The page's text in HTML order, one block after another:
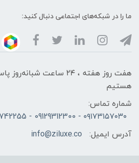
ما را در شبکه‌های اجتماعی دنبال کنید:
هفت روز هفته ، ۲۴ ساعت
هستیم
شماره تماس:
۰۹۱۷۳۱۵۷۰۳۰ - 09129312300 - 07137742255
آدرس ایمیل:
info@ziluxe.co